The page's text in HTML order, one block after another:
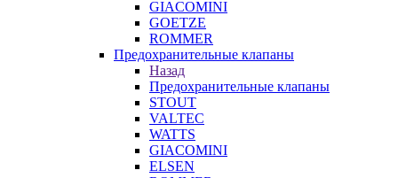
GIACOMINI
GOETZE
ROMMER
Предохранительные клапаны
Назад
Предохранительные клапаны
STOUT
VALTEC
WATTS
GIACOMINI
ELSEN